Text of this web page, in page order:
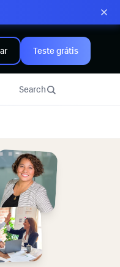
Teste grátis
Search